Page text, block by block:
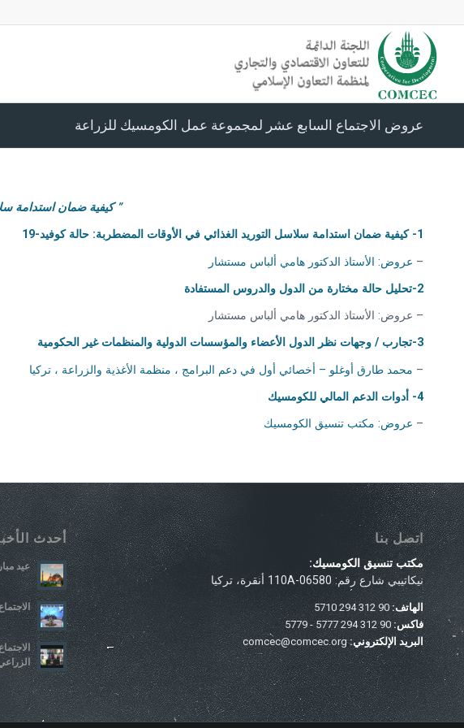
عروض الاجتماع السابع عشر لمجموعة عمل الكومسيك للزراعة
” كيفية ضمان استدامة
1-
كيفية ضمان استدامة سلاسل التوريد الغذائي في الأوقات المضطربة: حالة كوفيد-19
– عروض: الأستاذ الدكتور هامي ألباس مستشار
2-تحليل حالة مختارة من الدول والدروس المستفادة
– عروض: الأستاذ الدكتور هامي ألباس مستشار
3-تجارب / وجهات نظر الدول الأعضاء والمؤسسات الدولية والمنظمات غير الحكومية
– محمد طارق أوغلو – أخصائي أول في دعم البرامج ، منظمة الأغذية والزراعة ، تركيا
4-
أدوات الدعم المالي للكومسيك
– عروض: مكتب تنسيق الكومسيك
اتصل بنا
مكتب تنسيق الكومسيك:
نيكاتيبي شارع رقم: 110A-06580 أنقرة، تركيا
الهاتف:90 312 294 5710
فاكس: 90 312 294 5777 - 5779
البريد الإلكتروني:comcec@comcec.org
أحدث
عيد